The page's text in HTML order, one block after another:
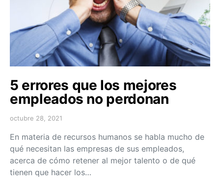
5 errores que los mejores
empleados no perdonan
octubre 28, 2021
En materia de recursos humanos se habla mucho de
qué necesitan las empresas de sus empleados,
acerca de cómo retener al mejor talento o de qué
tienen que hacer los…